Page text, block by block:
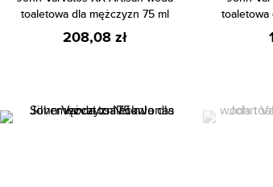
toaletowa dla mężczyzn 75 ml
208,08 zł
toaletowa